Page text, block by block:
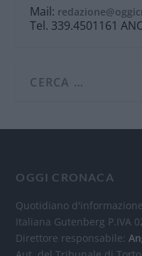
Mail:
Tel. 339.4501161
OGGI CRONACA
Quotidiano
Italiana Gutenberg P.IVA
Direttore responsabile: